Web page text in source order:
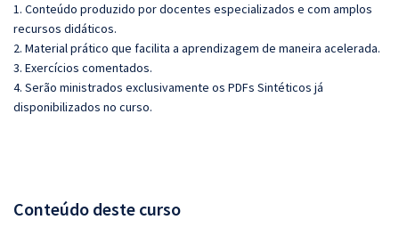
1. Conteúdo produzido por docentes especializados e com amplos
recursos didáticos.
2. Material prático que facilita a aprendizagem de maneira acelerada.
3. Exercícios comentados.
4. Serão ministrados exclusivamente os PDFs Sintéticos já
disponibilizados no curso.
Conteúdo deste curso